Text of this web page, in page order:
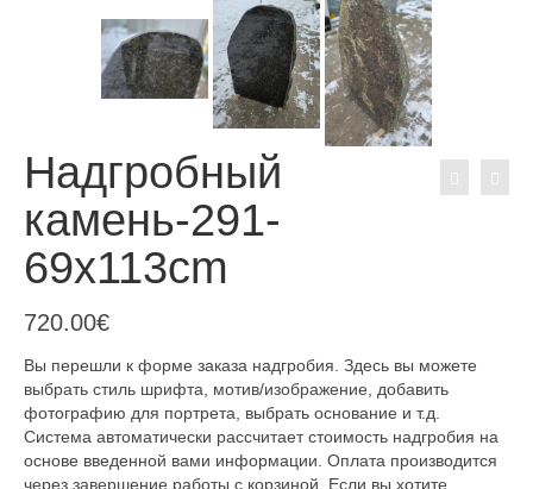
Надгробный
камень-291-
69x113cm
720.00€
Вы перешли к форме заказа надгробия. Здесь вы можете
выбрать стиль шрифта, мотив/изображение, добавить
фотографию для портрета, выбрать основание и т.д.
Система автоматически рассчитает стоимость надгробия на
основе введенной вами информации. Оплата производится
через завершение работы с корзиной. Если вы хотите